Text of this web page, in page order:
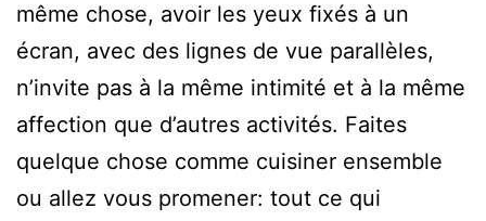
même chose, avoir les yeux fixés à un
écran, avec des lignes de vue parallèles,
n’invite pas à la même intimité et à la même
affection que d’autres activités. Faites
quelque chose comme cuisiner ensemble
ou allez vous promener: tout ce qui